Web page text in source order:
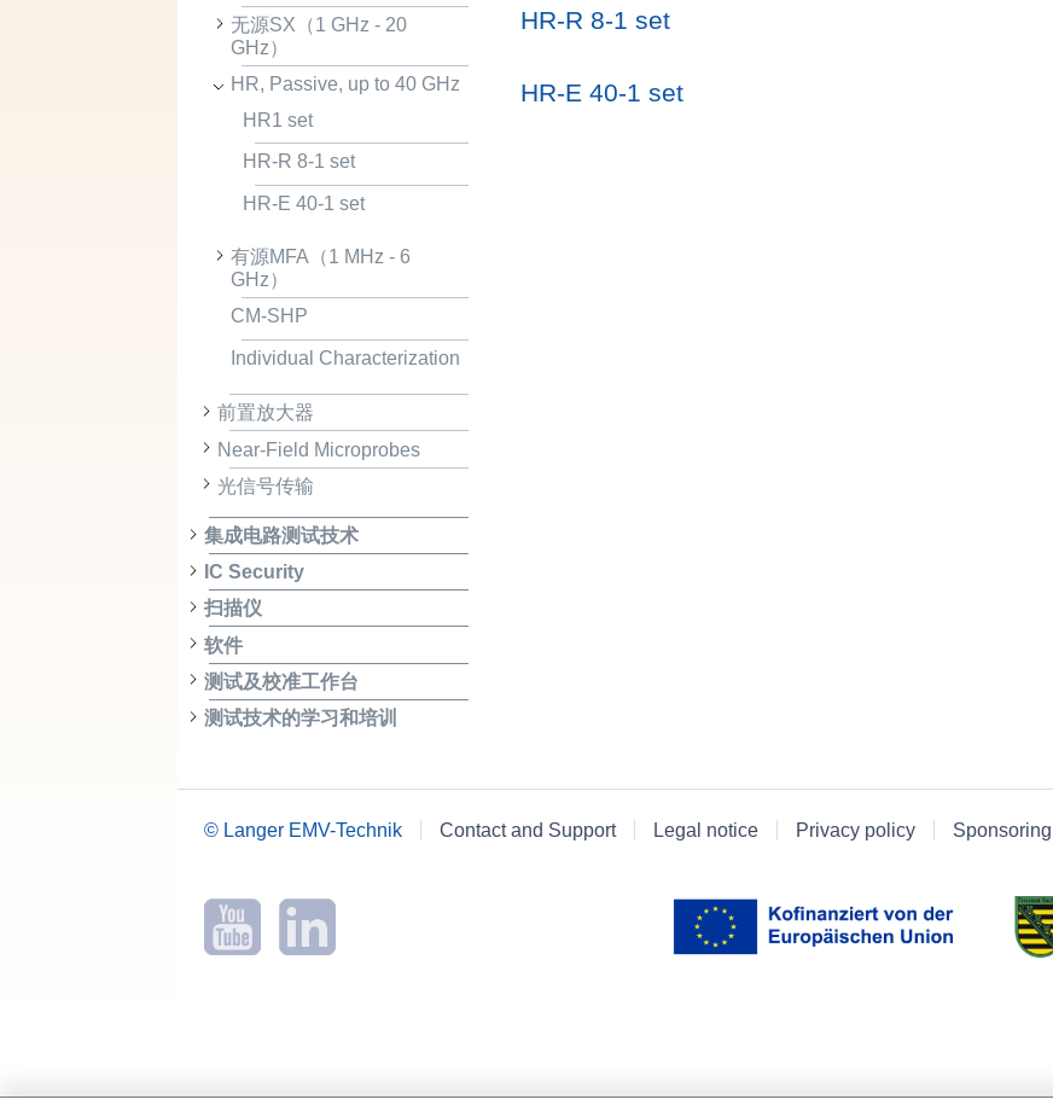
无源SX（1 GHz - 20
GHz）
HR, Passive, up to 40 GHz
HR1 set
HR-R 8-1 set
HR-E 40-1 set
有源MFA（1 MHz - 6
GHz）
CM-SHP
Individual Characterization
前置放大器
Near-Field Microprobes
光信号传输
集成电路测试技术
IC Security
扫描仪
软件
测试及校准工作台
测试技术的学习和培训
HR-R 8-1 set
HR-E 40-1 set
© Langer EMV-Technik Contact and Support Legal notice Privacy policy Sponsoring